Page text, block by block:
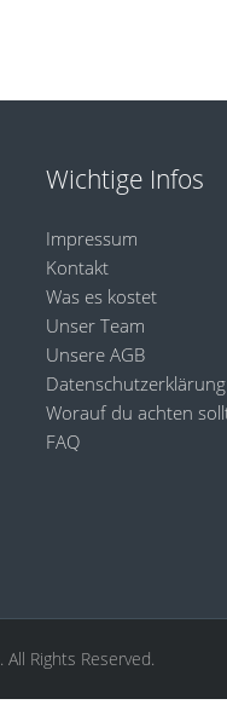
Wichtige Infos
Impressum
Kontakt
Was es kostet
Unser Team
Unsere AGB
Datenschutzerklärung
Worauf du achten
FAQ
. All Rights Reserved.